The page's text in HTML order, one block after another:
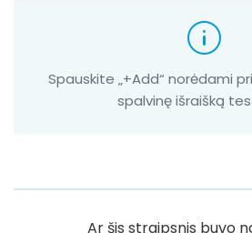
Spauskite „+Add“ norėdami
spalvinę išraišką
Ar šis straipsnis buvo